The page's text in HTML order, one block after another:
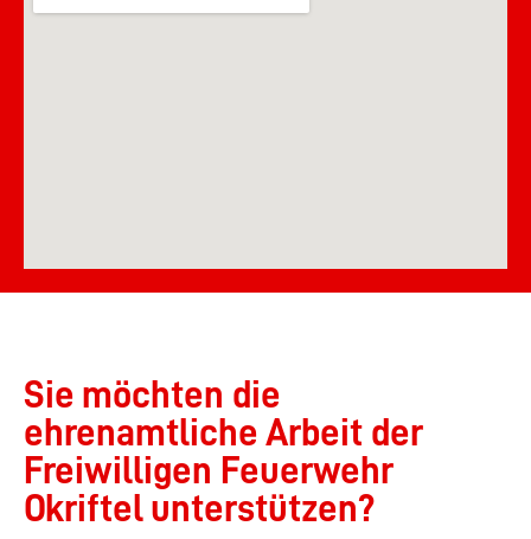
Sie möchten die
ehrenamtliche Arbeit der
Freiwilligen Feuerwehr
Okriftel unterstützen?